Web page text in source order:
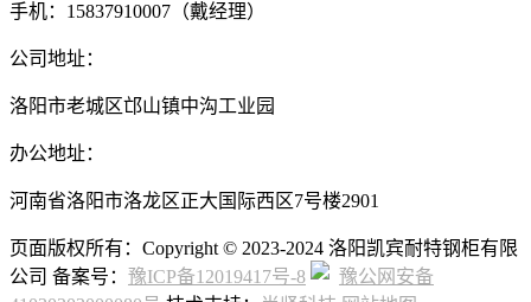
手机：15837910007（戴经理）
公司地址：
洛阳市老城区邙山镇中沟工业园
办公地址：
河南省洛阳市洛龙区正大国际西区7号楼2901
页面版权所有：Copyright © 2023-2024 洛阳凯宾耐特钢柜有限
公司 备案号： 豫ICP备12019417号-8
豫公网安备